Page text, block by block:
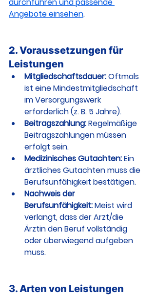
Angebote einsehen.
2. Voraussetzungen für
Leistungen
Mitgliedschaftsdauer: Oftmals
ist eine Mindestmitgliedschaft
im Versorgungswerk
erforderlich (z. B. 5 Jahre).
Beitragszahlung: Regelmäßige
Beitragszahlungen müssen
erfolgt sein.
Medizinisches Gutachten: Ein
ärztliches Gutachten muss die
Berufsunfähigkeit bestätigen.
Nachweis der
Berufsunfähigkeit: Meist wird
verlangt, dass der Arzt/die
Ärztin den Beruf vollständig
oder überwiegend aufgeben
muss.
3. Arten von Leistungen